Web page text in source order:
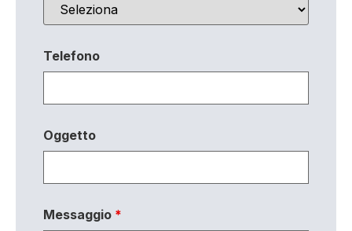
Telefono
Oggetto
Messaggio *